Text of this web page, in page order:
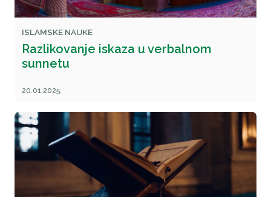
ISLAMSKE NAUKE
Razlikovanje iskaza u verbalnom
sunnetu
20.01.2025.